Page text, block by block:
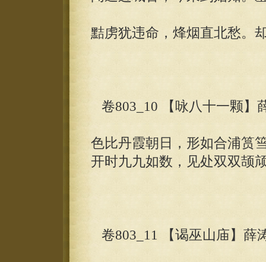
黠虏犹违命，烽烟直北愁。
卷803_10 【咏八十一颗】
色比丹霞朝日，形如合浦筼
开时九九如数，见处双双颉
卷803_11 【谒巫山庙】薛